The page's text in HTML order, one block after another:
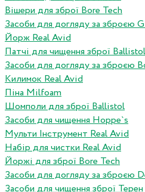
Вішери для зброї Bore Tech
Засоби для догляду за зброєю
Йорж Real Avid
Патчі для чищення зброї Ballistol
Засоби для догляду за зброєю
Килимок Real Avid
Піна Milfoam
Шомполи для зброї Ballistol
Засоби для чищення Hoppe`s
Мульти Інструмент Real Avid
Набір для чистки Real Avid
Йоржі для зброї Bore Tech
Засоби для догляду за зброєю
Засоби для чищення зброї Терен